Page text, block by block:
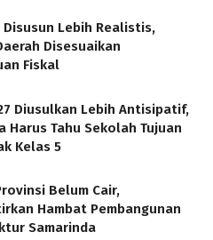
Disusun Lebih Realistis,
Disesuaikan
Fiskal
Diusulkan Lebih Antisipatif,
Harus Tahu Sekolah Tujuan
Kelas 5
Belum Cair,
Hambat Pembangunan
Samarinda